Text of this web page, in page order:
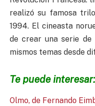
realizó su famosa
1994. El cineasta
de crear una serie de
mismos temas desde
Te puede interesar:
Olmo, de Fernando